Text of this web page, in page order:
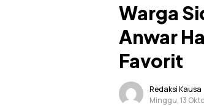
Warga
Anwar
Favorit
Redaksi Kausa
Minggu, 13